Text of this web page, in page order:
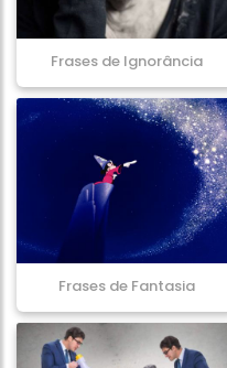
Frases de Ignorância
Frases de Fantasia